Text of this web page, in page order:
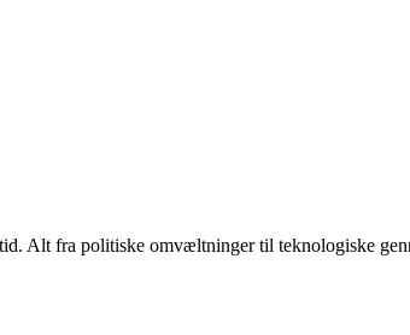
Alt fra politiske omvæltninger til teknologiske